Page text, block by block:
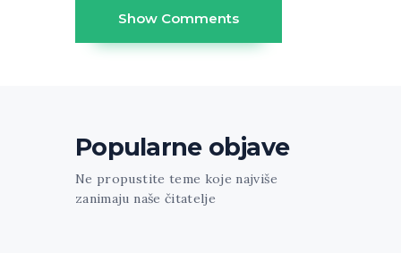
Show Comments
Popularne objave
Ne propustite teme koje najviše
zanimaju naše čitatelje